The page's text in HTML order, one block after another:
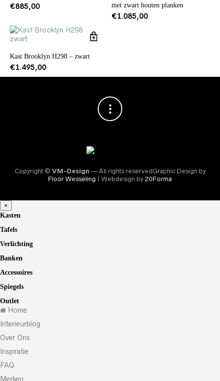
€885,00
met zwart houten planken
€1.085,00
Kast Brooklyn H298 – zwart
€1.495,00
Copyright © VM-Design — All rights reservedGraphic Design by
Floor Wesseling | Webdesign by 20Forma
×
Kasten
Tafels
Verlichting
Banken
Accessoires
Spiegels
Outlet
Home
Interieurblog
Over Ons
Inspiratie
FAQ
Merken